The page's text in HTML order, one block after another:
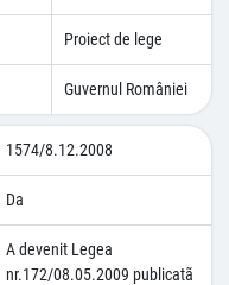
Proiect de lege
Guvernul României
1574/8.12.2008
Da
A devenit Legea
nr.172/08.05.2009 publicatã